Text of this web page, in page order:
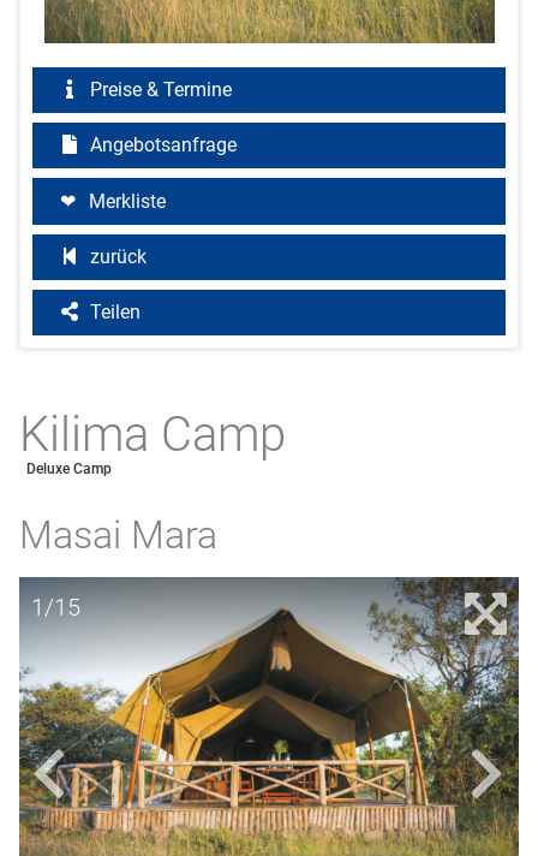
Preise & Termine
Angebotsanfrage
Merkliste
zurück
Teilen
Kilima Camp
Deluxe Camp
Masai Mara
1/15